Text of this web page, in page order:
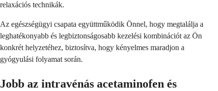
relaxációs technikák.
Az egészségügyi csapata együttműködik Önnel, hogy megtalálja a
leghatékonyabb és legbiztonságosabb kezelési kombinációt az Ön
konkrét helyzetéhez, biztosítva, hogy kényelmes maradjon a
gyógyulási folyamat során.
Jobb az intravénás acetaminofen és